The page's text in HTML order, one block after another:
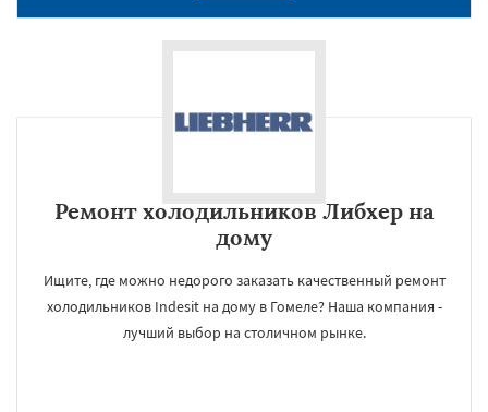
Ремонт холодильников Либхер на
дому
Ищите, где можно недорого заказать качественный ремонт
холодильников Indesit на дому в Гомеле? Наша компания -
лучший выбор на столичном рынке.